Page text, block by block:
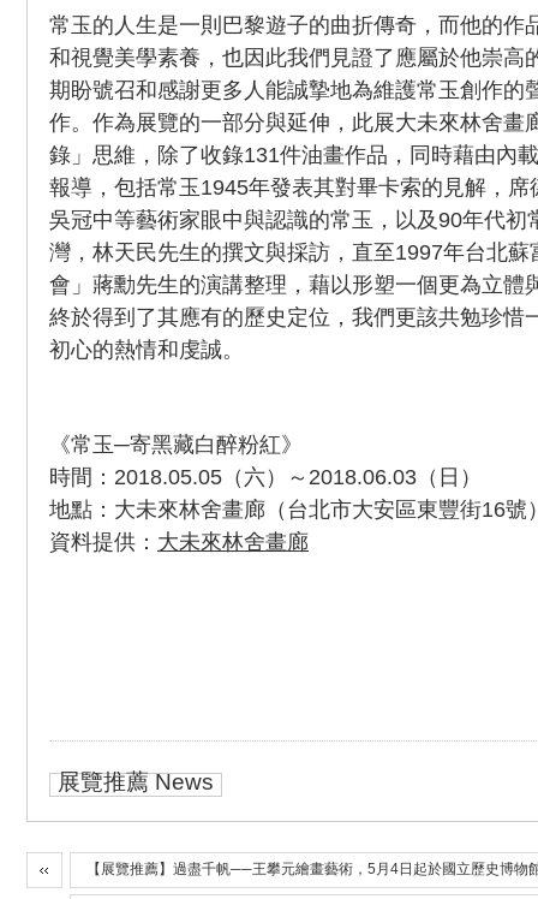
常玉的人生是一則巴黎遊子的曲折傳奇，而他的作
和視覺美學素養，也因此我們見證了應屬於他崇高
期盼號召和感謝更多人能誠摯地為維護常玉創作的
作。作為展覽的一部分與延伸，此展大未來林舍畫
錄」思維，除了收錄131件油畫作品，同時藉由內
報導，包括常玉1945年發表其對畢卡索的見解，
吳冠中等藝術家眼中與認識的常玉，以及90年代初
灣，林天民先生的撰文與採訪，直至1997年台北
會」蔣勳先生的演講整理，藉以形塑一個更為立體
終於得到了其應有的歷史定位，我們更該共勉珍惜
初心的熱情和虔誠。
《常玉─寄黑藏白醉粉紅》
時間：2018.05.05（六）～2018.06.03（日）
地點：大未來林舍畫廊（台北市大安區東豐街16號
資料提供： 大未來林舍畫廊
展覽推薦 News
【展覽推薦】過盡千帆──王攀元繪畫藝術，5月4日起於國立歷史博物